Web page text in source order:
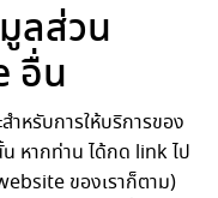
ลส่วน
อื่น
ำหรับการให้บริการของ
น หากท่าน ได้กด link ไป
ของเราก็ตาม)